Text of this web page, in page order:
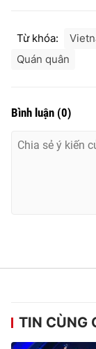
Từ khóa:
Quán quân
Bình luận (0)
TIN CÙNG